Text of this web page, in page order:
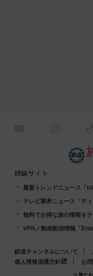
姉妹サイト
最新トレンドニュース「
テレビ業界ニュース「デ
無料でお得な旅の情報を
VPN／動画配信情報「
鉄道チャンネルについて
個人情報保護方針
お
© 旅と